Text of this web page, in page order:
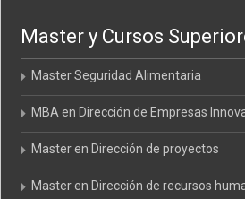
Master y Cursos
Master Seguridad Alimentaria
MBA en Dirección de Empresas
Master en Dirección de proyectos
Master en Dirección de recursos